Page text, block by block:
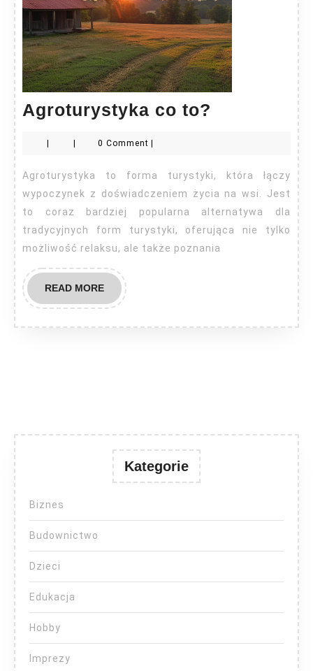
Agroturystyka co to?
0 Comment
Agroturystyka to forma turystyki, która łączy
wypoczynek z doświadczeniem życia na wsi. Jest
to coraz bardziej popularna alternatywa dla
tradycyjnych form turystyki, oferująca nie tylko
możliwość relaksu, ale także poznania
READ MOREREAD
MORE
Kategorie
Biznes
Budownictwo
Dzieci
Edukacja
Hobby
Imprezy